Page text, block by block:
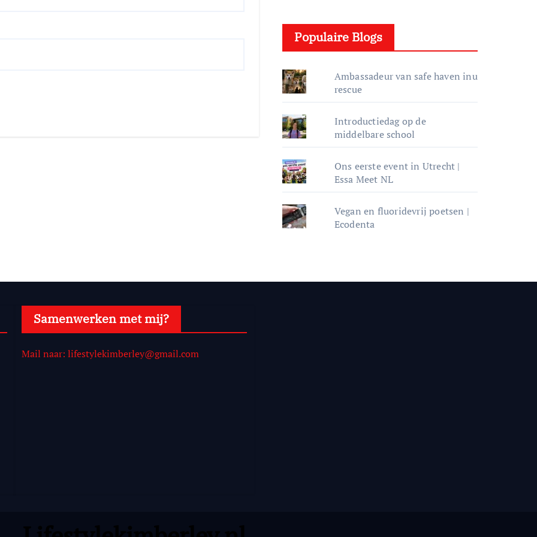
l
Populaire Blogs
Ambassadeur van safe haven inu
rescue
Introductiedag op de
middelbare school
Ons eerste event in Utrecht |
Essa Meet NL
Vegan en fluoridevrij poetsen |
Ecodenta
Samenwerken met mij?
Mail naar: lifestylekimberley@gmail.com